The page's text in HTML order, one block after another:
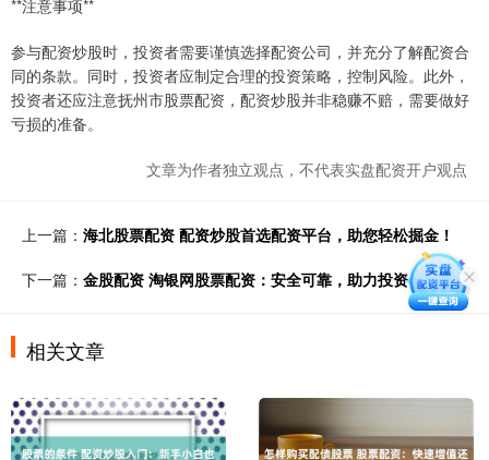
**注意事项**
参与配资炒股时，投资者需要谨慎选择配资公司，并充分了解配资合
同的条款。同时，投资者应制定合理的投资策略，控制风险。此外，
投资者还应注意抚州市股票配资，配资炒股并非稳赚不赔，需要做好
亏损的准备。
文章为作者独立观点，不代表实盘配资开户观点
上一篇： 海北股票配资 配资炒股首选配资平台，助您轻松掘金！
下一篇： 金股配资 淘银网股票配资：安全可靠，助力投资
相关文章